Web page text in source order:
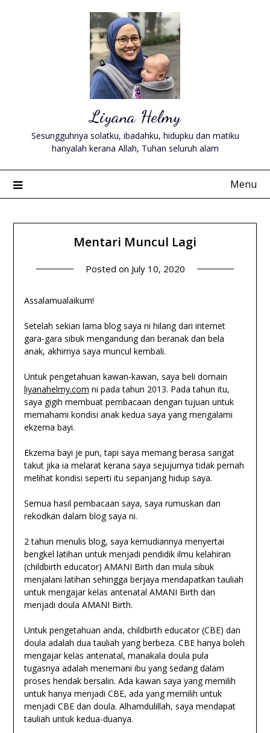
Liyana Helmy
Sesungguhnya solatku, ibadahku, hidupku dan matiku
hanyalah kerana Allah, Tuhan seluruh alam
Menu
Mentari Muncul Lagi
Posted on July 10, 2020
Assalamualaikum!
Setelah sekian lama blog saya ni hilang dari internet
gara-gara sibuk mengandung dan beranak dan bela
anak, akhirnya saya muncul kembali.
Untuk pengetahuan kawan-kawan, saya beli domain
liyanahelmy.com ni pada tahun 2013. Pada tahun itu,
saya gigih membuat pembacaan dengan tujuan untuk
memahami kondisi anak kedua saya yang mengalami
ekzema bayi.
Ekzema bayi je pun, tapi saya memang berasa sangat
takut jika ia melarat kerana saya sejujurnya tidak pernah
melihat kondisi seperti itu sepanjang hidup saya.
Semua hasil pembacaan saya, saya rumuskan dan
rekodkan dalam blog saya ni.
2 tahun menulis blog, saya kemudiannya menyertai
bengkel latihan untuk menjadi pendidik ilmu kelahiran
(childbirth educator) AMANI Birth dan mula sibuk
menjalani latihan sehingga berjaya mendapatkan tauliah
untuk mengajar kelas antenatal AMANI Birth dan
menjadi doula AMANI Birth.
Untuk pengetahuan anda, childbirth educator (CBE) dan
doula adalah dua tauliah yang berbeza. CBE hanya boleh
mengajar kelas antenatal, manakala doula pula
tugasnya adalah menemani ibu yang sedang dalam
proses hendak bersalin. Ada kawan saya yang memilih
untuk hanya menjadi CBE, ada yang memilih untuk
menjadi CBE dan doula. Alhamdulillah, saya mendapat
tauliah untuk kedua-duanya.